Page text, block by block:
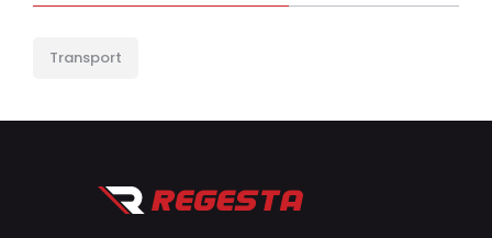
Transport